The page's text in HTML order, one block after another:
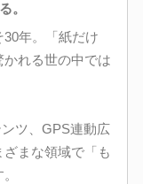
。
年。「紙だけ
かれる世の中では
ツ、GPS連動広
まな領域で「も